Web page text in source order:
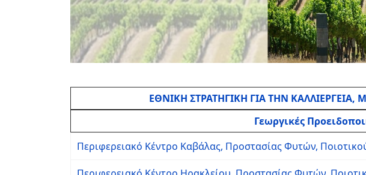
ΕΘΝΙΚΗ ΣΤΡΑΤΗΓΙΚΗ ΓΙΑ ΤΗΝ
Γεωργικές
Περιφερειακό Κέντρο Καβάλας, Προστασίας Φυτών,